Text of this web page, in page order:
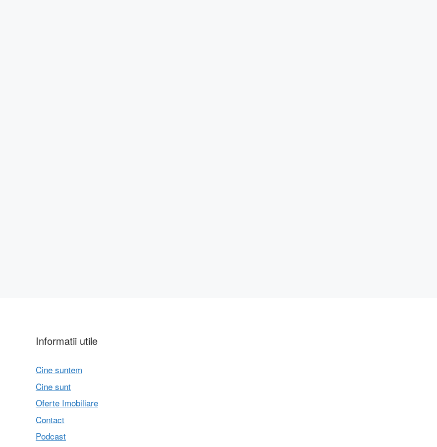
Informatii utile
Cine suntem
Cine sunt
Oferte Imobiliare
Contact
Podcast